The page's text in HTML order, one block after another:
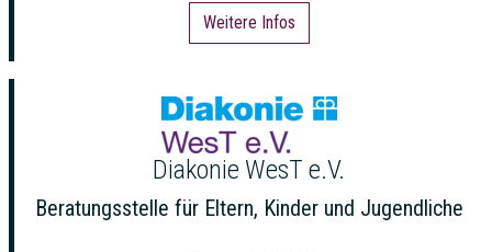
Weitere Infos
Diakonie WesT e.V.
Beratungsstelle für Eltern, Kinder und Jugendliche